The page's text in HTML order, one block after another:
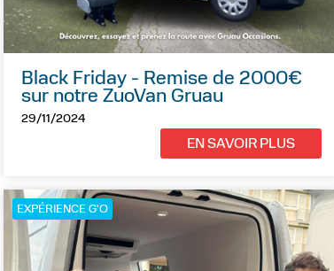
Black Friday - Remise de 2000€
sur notre ZuoVan Gruau
29/11/2024
EN SAVOIR PLUS
EXPÉRIENCE G'O